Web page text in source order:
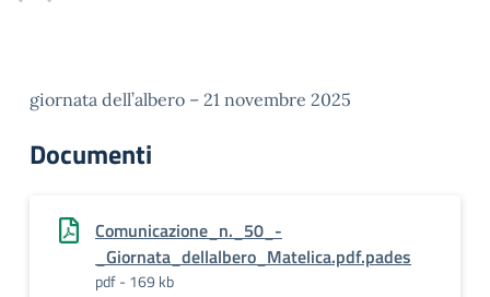
giornata dell’albero – 21 novembre 2025
Documenti
Comunicazione_n._50_-
_Giornata_dellalbero_Matelica.pdf.pades
pdf - 169 kb